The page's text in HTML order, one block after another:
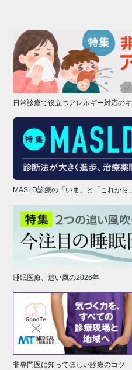
日常診療で役立つアレルギー対応の
MASLD診療の「いま」と「これから」
睡眠医療、追い風の2026年
非専門医に知ってほしい診療のコツ